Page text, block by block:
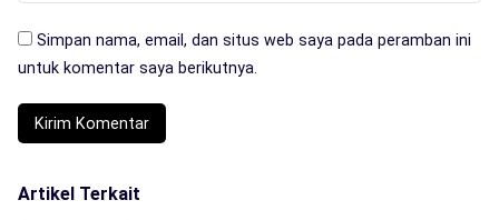
Simpan nama, email, dan situs web saya pada peramban ini
untuk komentar saya berikutnya.
Artikel Terkait